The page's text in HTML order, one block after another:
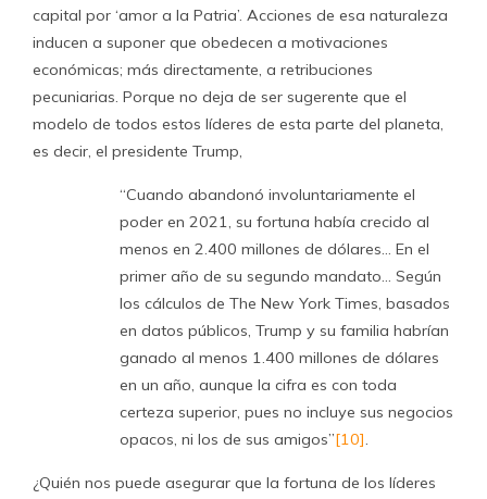
capital por ‘amor a la Patria’. Acciones de esa naturaleza
inducen a suponer que obedecen a motivaciones
económicas; más directamente, a retribuciones
pecuniarias. Porque no deja de ser sugerente que el
modelo de todos estos líderes de esta parte del planeta,
es decir, el presidente Trump,
“Cuando abandonó involuntariamente el
poder en 2021, su fortuna había crecido al
menos en 2.400 millones de dólares… En el
primer año de su segundo mandato… Según
los cálculos de The New York Times, basados
en datos públicos, Trump y su familia habrían
ganado al menos 1.400 millones de dólares
en un año, aunque la cifra es con toda
certeza superior, pues no incluye sus negocios
opacos, ni los de sus amigos”[10].
¿Quién nos puede asegurar que la fortuna de los líderes